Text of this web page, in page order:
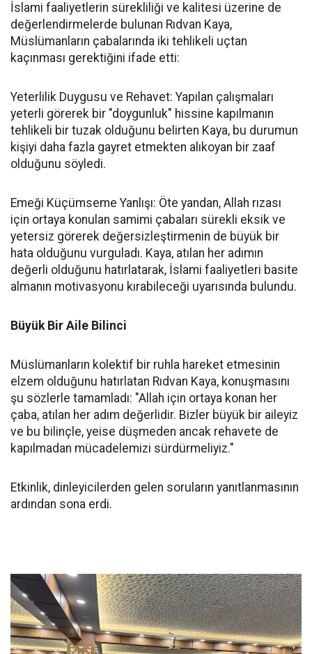
İslami faaliyetlerin sürekliliği ve kalitesi üzerine de
değerlendirmelerde bulunan Rıdvan Kaya,
Müslümanların çabalarında iki tehlikeli uçtan
kaçınması gerektiğini ifade etti:
Yeterlilik Duygusu ve Rehavet: Yapılan çalışmaları
yeterli görerek bir "doygunluk" hissine kapılmanın
tehlikeli bir tuzak olduğunu belirten Kaya, bu durumun
kişiyi daha fazla gayret etmekten alıkoyan bir zaaf
olduğunu söyledi.
Emeği Küçümseme Yanlışı: Öte yandan, Allah rızası
için ortaya konulan samimi çabaları sürekli eksik ve
yetersiz görerek değersizleştirmenin de büyük bir
hata olduğunu vurguladı. Kaya, atılan her adımın
değerli olduğunu hatırlatarak, İslami faaliyetleri basite
almanın motivasyonu kırabileceği uyarısında bulundu.
Büyük Bir Aile Bilinci
Müslümanların kolektif bir ruhla hareket etmesinin
elzem olduğunu hatırlatan Rıdvan Kaya, konuşmasını
şu sözlerle tamamladı: "Allah için ortaya konan her
çaba, atılan her adım değerlidir. Bizler büyük bir aileyiz
ve bu bilinçle, yeise düşmeden ancak rehavete de
kapılmadan mücadelemizi sürdürmeliyiz."
Etkinlik, dinleyicilerden gelen soruların yanıtlanmasının
ardından sona erdi.